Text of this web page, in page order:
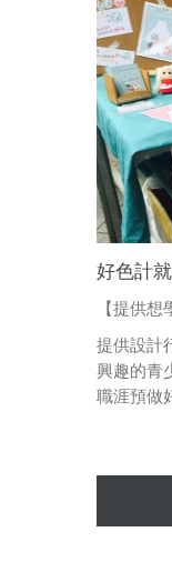
好色計
【提供
提供設計
興趣的青
職涯預做